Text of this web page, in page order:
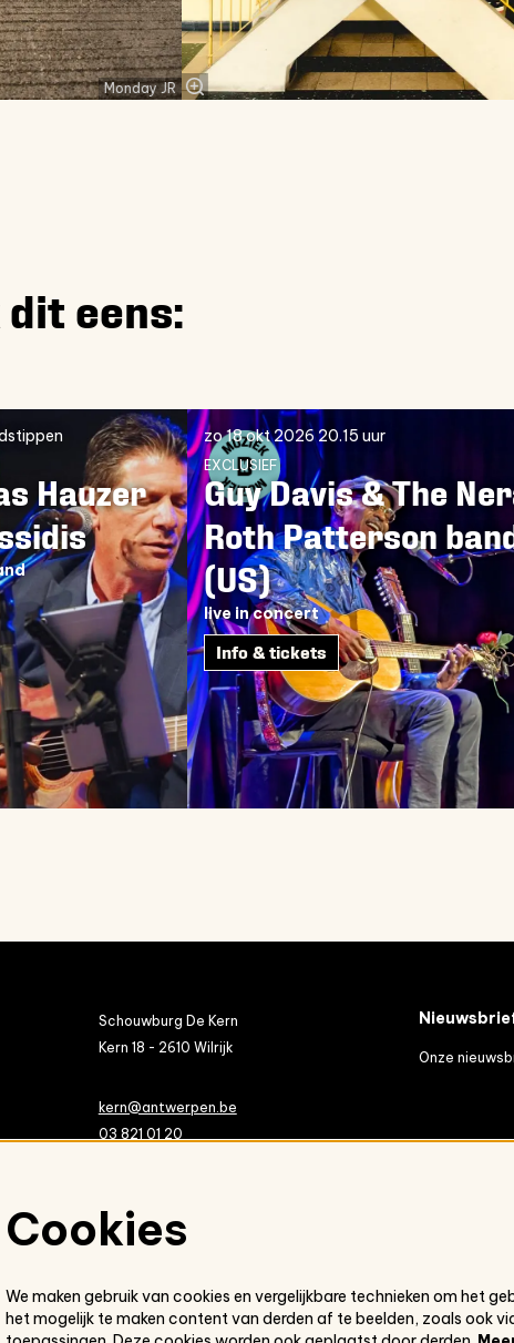
Monday JR
eens:
Hauzer
Guy Davis & The
Roth Patterson
(US)
live in concert
EXCLUSIEF
zo 18 okt 202620.15 uur
Info & tickets
Schouwburg De Kern
Kern 18 - 2610 Wilrijk
kern@antwerpen.be
03 821 01 20
Onze
Cookies
We maken gebruik van cookies en vergelijkbare technieken om het
het mogelijk te maken content van derden af te beelden, zoals ook